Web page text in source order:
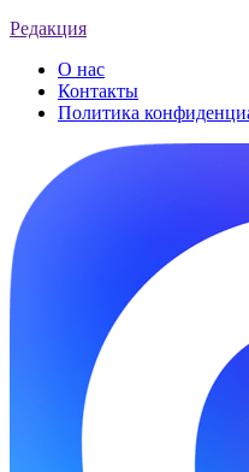
Редакция
О нас
Контакты
Политика